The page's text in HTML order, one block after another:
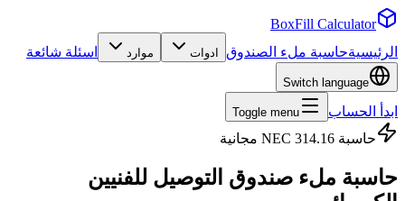
BoxFill Calculator
الرئيسيةحاسبة ملء الصندوق ادوات موارد اسئلة شائعة
Switch language
ابدأ الحساب Toggle menu
حاسبة NEC 314.16 مجانية
حاسبة ملء صندوق التوصيل للفنيين